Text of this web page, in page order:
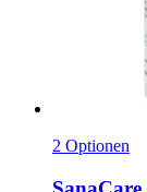
2 Optionen